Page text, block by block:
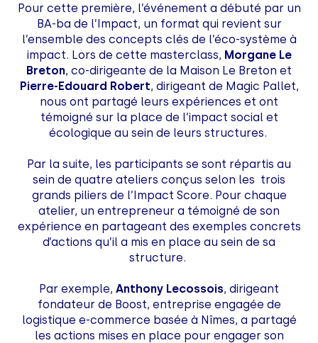
Pour cette première, l’événement a débuté par un
BA-ba de l’Impact, un format qui revient sur
l’ensemble des concepts clés de l’éco-système à
impact. Lors de cette masterclass, Morgane Le
Breton, co-dirigeante de la Maison Le Breton et
Pierre-Edouard Robert, dirigeant de Magic Pallet,
nous ont partagé leurs expériences et ont
témoigné sur la place de l’impact social et
écologique au sein de leurs structures.
Par la suite, les participants se sont répartis au
sein de quatre ateliers conçus selon les trois
grands piliers de l’Impact Score. Pour chaque
atelier, un entrepreneur a témoigné de son
expérience en partageant des exemples concrets
d’actions qu’il a mis en place au sein de sa
structure.
Par exemple, Anthony Lecossois, dirigeant
fondateur de Boost, entreprise engagée de
logistique e-commerce basée à Nîmes, a partagé
les actions mises en place pour engager son